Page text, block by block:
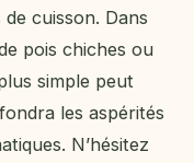
cuisson. Dans
pois chiches ou
simple peut
les aspérités
N’hésitez